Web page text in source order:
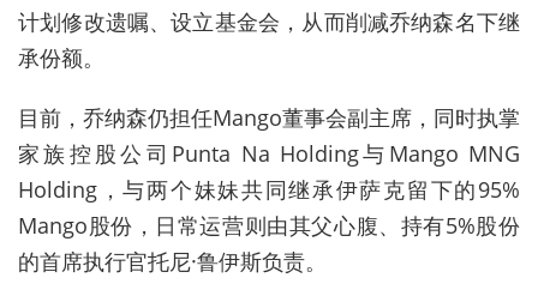
计划修改遗嘱、设立基金会，从而削减乔纳森名下继
承份额。
目前，乔纳森仍担任Mango董事会副主席 ，同时执掌
家族控股公司Punta Na Holding与Mango MNG
Holding，与两个妹妹共同继承伊萨克留下的95%
Mango股份，日常运营则由其父心腹、持有5%股份
的首席执行官托尼·鲁伊斯负责。